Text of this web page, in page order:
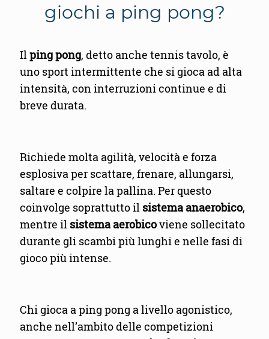
giochi a ping pong?
Ilping pong, detto anche tennis tavolo, è
uno sport intermittente che si gioca ad alta
intensità, con interruzioni continue e di
breve durata.
Richiede molta agilità, velocità e forza
esplosiva per scattare, frenare, allungarsi,
saltare e colpire la pallina. Per questo
coinvolge soprattutto il sistema anaerobico,
mentre il sistema aerobicoviene sollecitato
durante gli scambi più lunghi e nelle fasi di
gioco più intense.
Chi gioca a ping pong a livello agonistico,
anche nell’ambito delle competizioni